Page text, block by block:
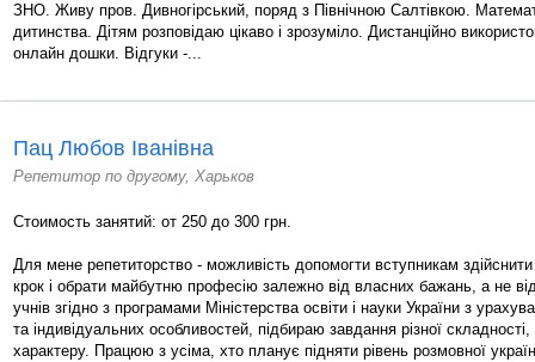
ЗНО. Живу пров. Дивногірський, поряд з Північною Салтівкою.
дитинства. Дітям розповідаю цікаво і зрозуміло. Дистанційно
онлайн дошки. Відгуки -...
Пац Любов Іванівна
Репетитор по другому, Харьков
Стоимость занятий: от 250 до 300 грн.
Для мене репетиторство - можливість допомогти вступникам
крок і обрати майбутню професію залежно від власних бажань, а не
учнів згідно з програмами Міністерства освіти і науки України з
та індивідуальних особливостей, підбираю завдання різної складності,
характеру. Працюю з усіма, хто планує підняти рівень розмовної